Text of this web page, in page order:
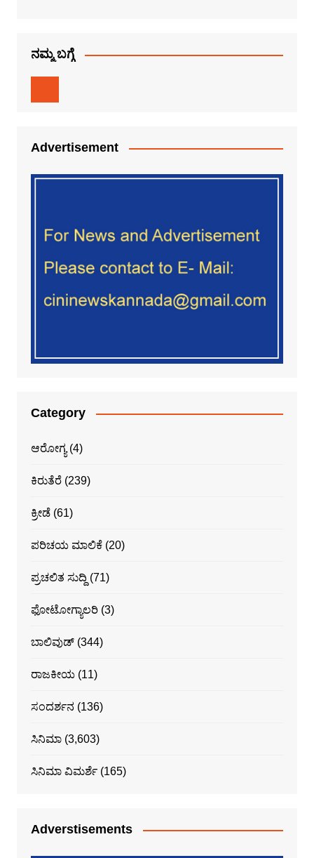
ನಮ್ಮ ಬಗ್ಗೆ
Advertisement
Category
ಆರೋಗ್ಯ(4)
ಕಿರುತೆರೆ(239)
ಕ್ರೀಡೆ(61)
ಪರಿಚಯ ಮಾಲಿಕೆ(20)
ಪ್ರಚಲಿತ ಸುದ್ದಿ (71)
ಫೋಟೋಗ್ಯಾಲರಿ(3)
ಬಾಲಿವುಡ್(344)
ರಾಜಕೀಯ(11)
ಸಂದರ್ಶನ (136)
ಸಿನಿಮಾ(3,603)
ಸಿನಿಮಾ ವಿಮರ್ಶೆ(165)
Adverstisements